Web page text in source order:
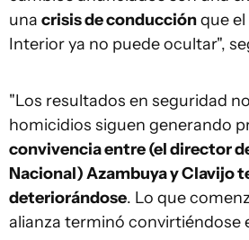
una crisis de conducciónque
Interior ya no puede ocultar",
"Los resultados en seguridad
homicidios siguen generando
convivencia entre (el director
Nacional) Azambuya y Clavijo
deteriorándose. Lo que
alianza terminó convirtiéndose